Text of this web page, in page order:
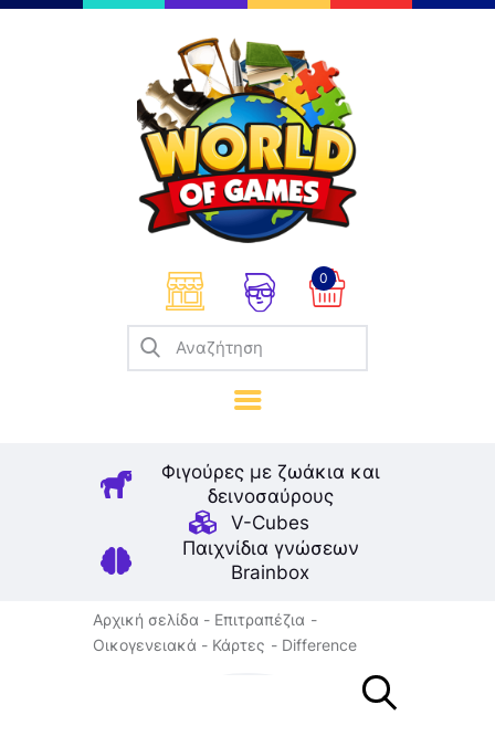
0
Φιγούρες με ζωάκια και
δεινοσαύρους
V-Cubes
Παιχνίδια γνώσεων
Brainbox
Επιτραπέζια
Παζλ
Παιχνίδια Καρτών
Σπαζοκεφαλιές
Κατασκευές
Καλλιτεχνικά
Μοντελισμός
Βιβλία
Παιχνίδια Ρόλων
Αρχική σελίδα
Επιτραπέζια
Οικογενειακά
Κάρτες Difference